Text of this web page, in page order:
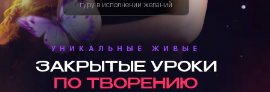
гуру в исполнении желаний
УНИКАЛЬНЫЕ ЖИВЫЕ
ЗАКРЫТЫЕ УРОКИ
ПО ТВОРЕНИЮ